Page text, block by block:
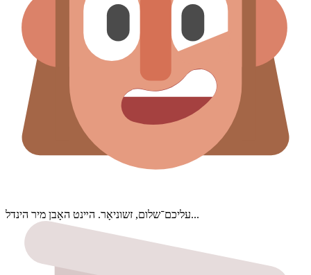
עליכם־שלום, זשוניאָר. הײנט האָבן מיר הינדל...